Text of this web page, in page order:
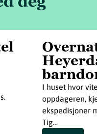
I huset hvor
oppdageren,
ekspedisjoner
Tig…